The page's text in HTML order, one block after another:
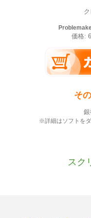
価格:
そ
銀
※詳細はソフトを
スク